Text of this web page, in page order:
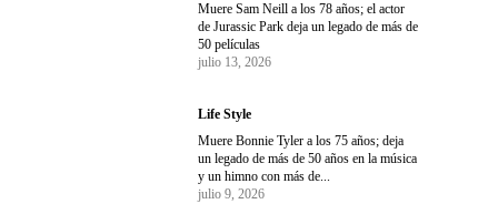
Muere Sam Neill a los 78 años; el actor
de Jurassic Park deja un legado de más de
50 películas
julio 13, 2026
Life Style
Muere Bonnie Tyler a los 75 años; deja
un legado de más de 50 años en la música
y un himno con más de...
julio 9, 2026